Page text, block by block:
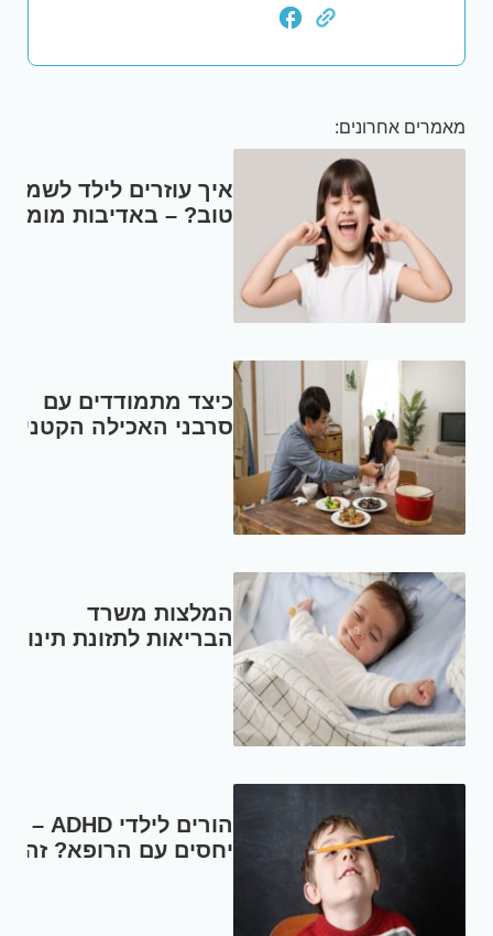
מאמרים אחרונים:
איך עוזרים לילד לשמוע
טוב? – באדיבות מומחי
כיצד מתמודדים עם
סרבני האכילה הקטנים
המלצות משרד
הבריאות לתזונת תינוק
הורים לילדי ADHD –
יחסים עם הרופא? זה